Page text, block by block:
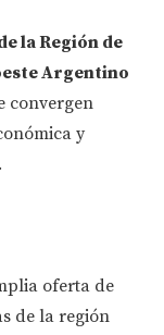
la Región de
Argentino
convergen
y
oferta de
de la región